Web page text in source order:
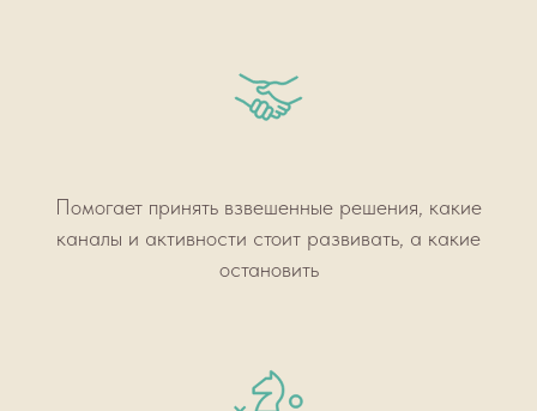
Помогает принять взвешенные решения, какие
каналы и активности стоит развивать, а какие
остановить